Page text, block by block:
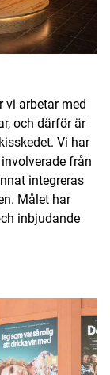
vi arbetar med
och därför är
Vi har
från
integreras
Målet har
inbjudande